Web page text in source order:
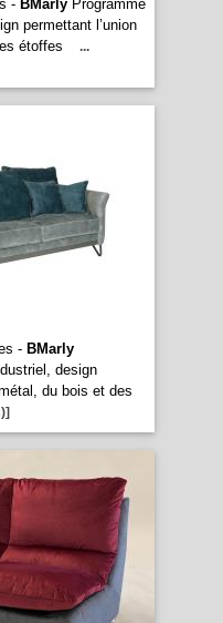
- BMarlyProgramme
permettant l’union
étoffes
...
- BMarly
design
du bois et des